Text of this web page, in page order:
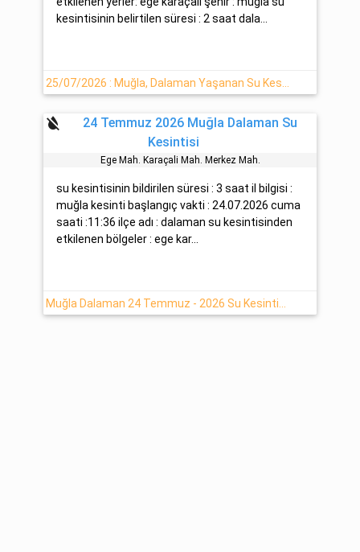
kesintisinin belirtilen süresi : 2 saat dala...
format_color_reset
24 Temmuz 2026 Muğla Dalaman Su
Kesintisi
Ege Mah. Karaçali Mah. Merkez Mah.
su kesintisinin bildirilen süresi : 3 saat il bilgisi :
muğla kesinti başlangıç vakti : 24.07.2026 cuma
saati :11:36 ilçe adı : dalaman su kesintisinden
etkilenen bölgeler : ege kar...